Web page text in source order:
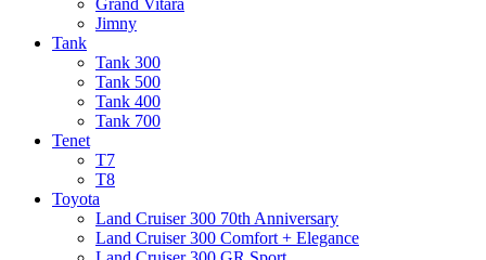
Jimny
Tank
Tank 300
Tank 500
Tank 400
Tank 700
Tenet
T7
T8
Toyota
Land Cruiser 300 70th Anniversary
Land Cruiser 300 Comfort + Elegance